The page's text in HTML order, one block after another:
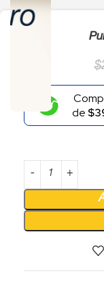
$
de